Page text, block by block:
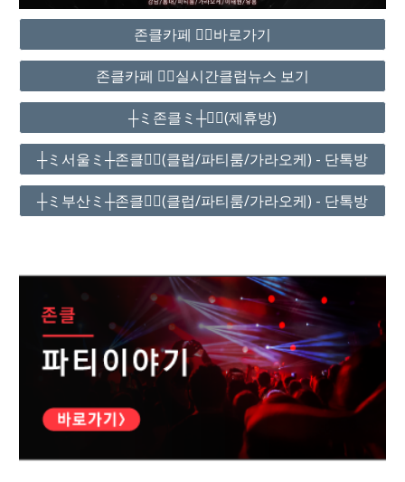
존클카페 ❤️‍🔥바로가기
존클카페 ❤️‍🔥실시간클럽뉴스 보기
┼ミ존클ミ┼❤️‍🔥(제휴방)
┼ミ서울ミ┼존클❤️‍🔥(클럽/파티룸/가라오케) - 단톡방
┼ミ부산ミ┼존클❤️‍🔥(클럽/파티룸/가라오케) - 단톡방